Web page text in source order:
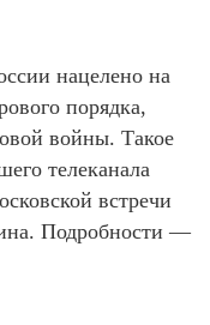
нацелено на
порядка,
войны. Такое
телеканала
встречи
Подробности —